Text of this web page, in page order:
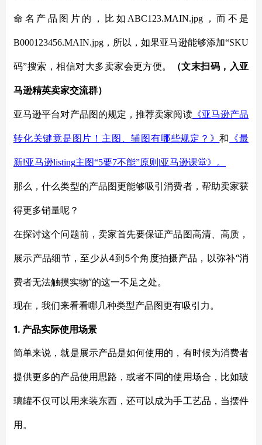
命名产品图片的，比如 ABC123.MAIN.jpg ，而不是
B000123456.MAIN.jpg ，所以，如果亚马逊能够添加“SKU
码”搜索，相信对大多卖家会更方便。 （文末扫码，入亚
马逊精英卖家交流群）
亚马逊平台对产品图的规定，推荐卖家阅读《亚马逊产品
转化关键竟是图片！主图、辅图有哪些规定？》和 《最
新!亚马逊listing主图“5要7不能”原则 |亚马逊课堂》。
那么，什么类型的产品图更能够吸引消费者，帮助卖家获
得更多销量呢？
在探讨这个问题前，卖家首先要保证产品图高清、高质，
展示产品细节，至少从4到5个角度拍摄产品，以弥补“消
费者无法触摸实物”的这一不足之处。
现在，我们来看看哪几种类型产品图更有吸引力。
1. 产品实际使用场景
简单来说，就是展示产品是如何使用的，有时候为消费者
提供更多的产品使用思路，或者不同的使用场合，比如玻
璃罐不仅可以用来装东西，还可以成为手工艺品，当摆件
用。